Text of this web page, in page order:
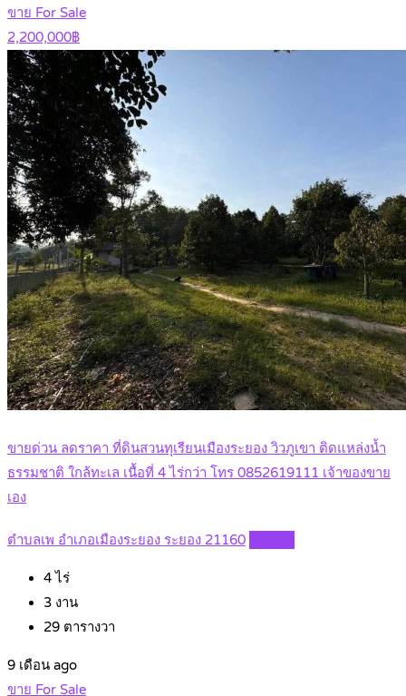
ขาย For Sale
2,200,000฿
ขายด่วน ลดราคา ที่ดินสวนทุเรียนเมืองระยอง วิวภูเขา ติดแหล่งน้ำ
ธรรมชาติ ใกล้ทะเล เนื้อที่ 4 ไร่กว่า โทร 0852619111 เจ้าของขาย
เอง
ตำบลเพ อำเภอเมืองระยอง ระยอง 21160
4 ไร่
3 งาน
29 ตารางวา
9 เดือน ago
ขาย For Sale